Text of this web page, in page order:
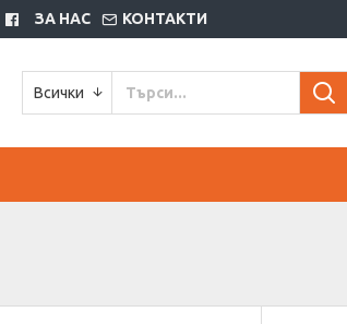
ЗА НАС КОНТАКТИ
Всички